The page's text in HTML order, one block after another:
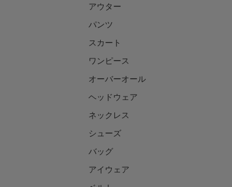
アウター
パンツ
スカート
ワンピース
オーバーオール
ヘッドウェア
ネックレス
シューズ
バッグ
アイウェア